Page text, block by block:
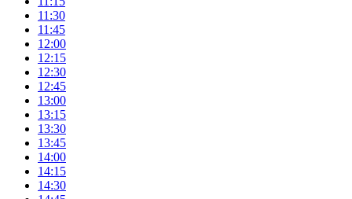
11:30
11:45
12:00
12:15
12:30
12:45
13:00
13:15
13:30
13:45
14:00
14:15
14:30